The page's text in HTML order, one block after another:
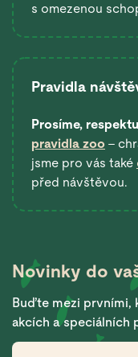
s omezenou
Pravidla
Prosíme,
pravidla zoo –
jsme pro vás také
před návštěvou.
Novinky do
Buďte mezi prvními,
akcích a speciálních